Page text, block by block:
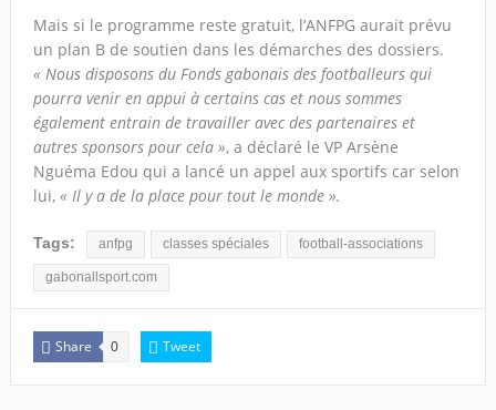
Mais si le programme reste gratuit, l’ANFPG aurait prévu
un plan B de soutien dans les démarches des dossiers.
« Nous disposons du Fonds gabonais des footballeurs qui
pourra venir en appui à certains cas et nous sommes
également entrain de travailler avec des partenaires et
autres sponsors pour cela », a déclaré le VP Arsène
Nguéma Edou qui a lancé un appel aux sportifs car selon
lui, « Il y a de la place pour tout le monde ».
Tags: anfpg classes spéciales football-associations
gabonallsport.com
Share 0 Tweet